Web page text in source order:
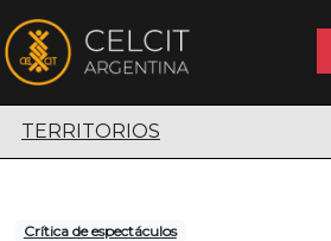
Territorios
TERRITORIOS
Crítica de espectáculos